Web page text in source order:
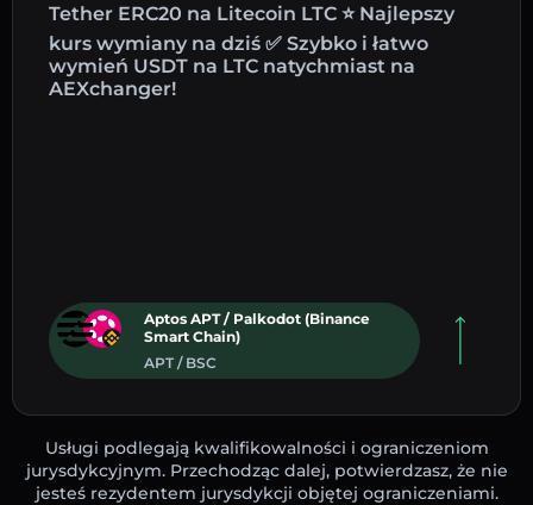
Tether ERC20 na Litecoin LTC ⭐ Najlepszy
kurs wymiany na dziś ✅ Szybko i łatwo
wymień USDT na LTC natychmiast na
AEXchanger!
Aptos APT / Palkodot (Binance
Smart Chain)
APT / BSC
Usługi podlegają kwalifikowalności i ograniczeniom
jurysdykcyjnym. Przechodząc dalej, potwierdzasz, że nie
jesteś rezydentem jurysdykcji objętej ograniczeniami.